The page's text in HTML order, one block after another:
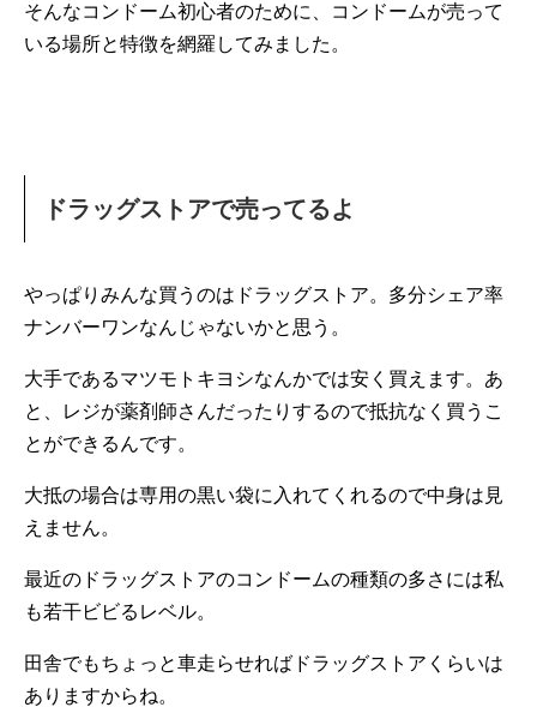
そんなコンドーム初心者のために、コンドームが売って
いる場所と特徴を網羅してみました。
ドラッグストアで売ってるよ
やっぱりみんな買うのはドラッグストア。多分シェア率
ナンバーワンなんじゃないかと思う。
大手であるマツモトキヨシなんかでは安く買えます。あ
と、レジが薬剤師さんだったりするので抵抗なく買うこ
とができるんです。
大抵の場合は専用の黒い袋に入れてくれるので中身は見
えません。
最近のドラッグストアのコンドームの種類の多さには私
も若干ビビるレベル。
田舎でもちょっと車走らせればドラッグストアくらいは
ありますからね。